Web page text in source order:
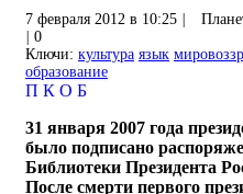
7 февраля 2012 в 10:25
0
Ключи: культура язык
образование
П К О Б
31 января 2007 года
было подписано
Библиотеки Президента
После смерти первого